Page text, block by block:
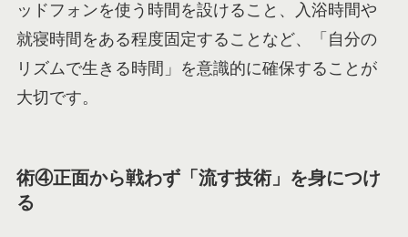
ッドフォンを使う時間を設けること、入浴時間や
就寝時間をある程度固定することなど、「自分の
リズムで生きる時間」を意識的に確保することが
大切です。
術④正面から戦わず「流す技術」を身につけ
る